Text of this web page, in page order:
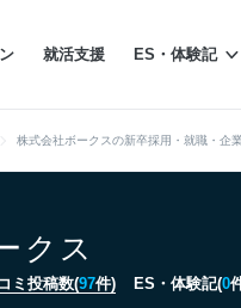
就活支援 ES・体験記
株式会社ボークスの新卒採用・就職・企
クス
ミ投稿数(97件) ES・体験記(0